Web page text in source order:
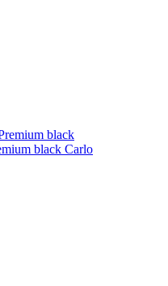
black Carlo